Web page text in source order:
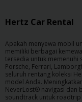
Hertz Car Rental
Apakah menyewa mobil
memiliki berbagai
tersedia untuk memenuhi
Porsche, Ferrari,
seluruh rentang koleksi
model Anda.
NeverLost® navigasi dan
soundtrack untuk roadtrip